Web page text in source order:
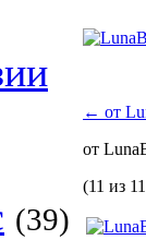
(39)
← от
от
(11 из